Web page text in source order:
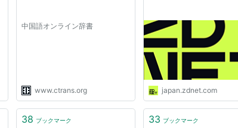
中国語オンライン辞書
www.ctrans.org japan.zdnet.com
38 ブックマーク 33 ブックマーク